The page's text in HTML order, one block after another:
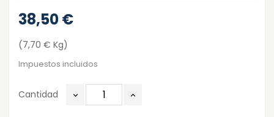
38,50 €
(7,70 € Kg)
Impuestos incluidos
Cantidad